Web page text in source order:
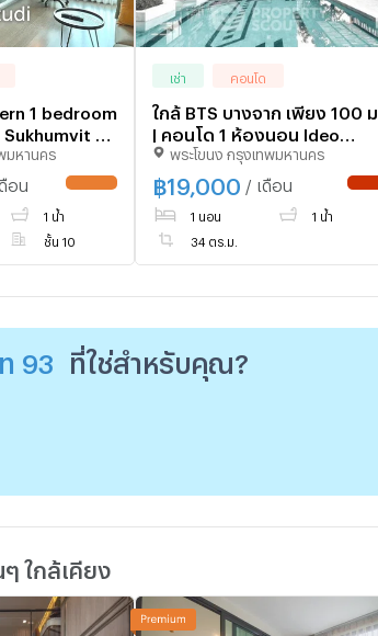
1 bedroom
93
มหานคร
อน
1 น้ำ
ชั้น 10
เช่า คอนโด
ใกล้ BTS บางจาก เพียง 100 ม.
| คอนโด 1 ห้องนอน Ideo
Sukhumvit 93 (ID 3171099)
พระโขนง กรุงเทพมหานคร
฿19,000 / เดือน
1 นอน 1 น้ำ
34 ตร.ม.
93 ที่ใช่สำหรับคุณ?
ๆ ใกล้เคียง